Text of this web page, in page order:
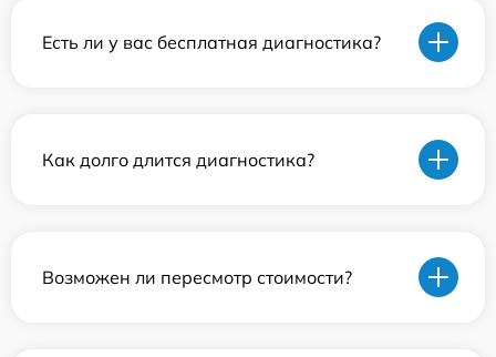
Есть ли у вас бесплатная диагностика?
Как долго длится диагностика?
Возможен ли пересмотр стоимости?